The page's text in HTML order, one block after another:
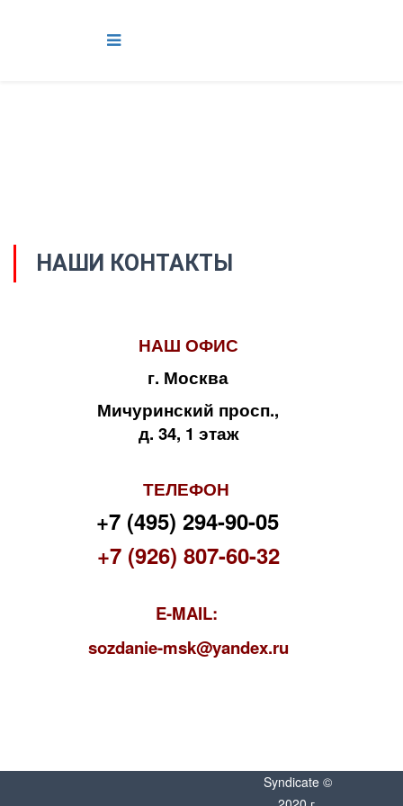
НАШИ КОНТАКТЫ
НАШ ОФИС
г. Москва
Мичуринский просп.,
д. 34, 1 этаж
ТЕЛЕФОН
+7 (495) 294-90-05
+7 (926) 807-60-32
E-MAIL:
sozdanie-msk@yandex.ru
Syndicate ©